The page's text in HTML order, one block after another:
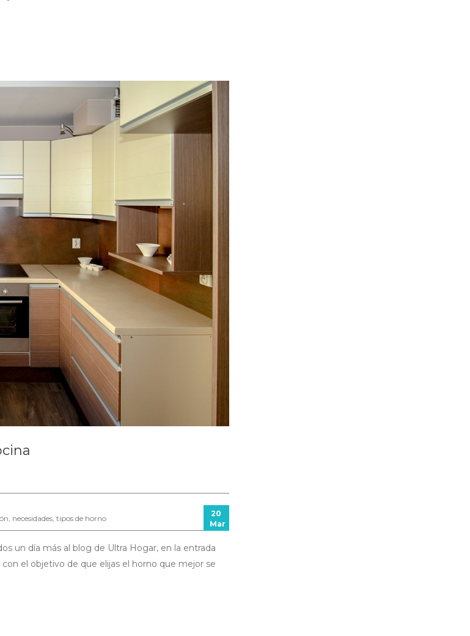
, necesidades, tipos de horno
20
Mar
un día más al blog de Ultra Hogar, en la entrada
el objetivo de que elijas el horno que mejor se